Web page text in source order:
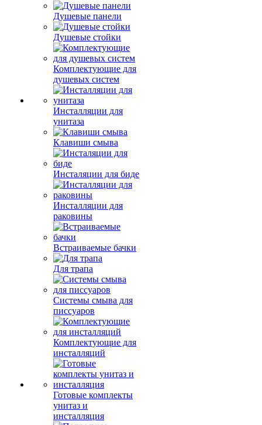
Душевые панели
Душевые стойки
Комплектующие для
душевых систем
Инсталляции для
унитаза
Клавиши смыва
Инсталяции для биде
Инсталляции для
раковины
Встраиваемые бачки
Для трапа
Системы смыва для
писсуаров
Комплектующие для
инсталляций
Готовые комплекты
унитаз и
инсталляция